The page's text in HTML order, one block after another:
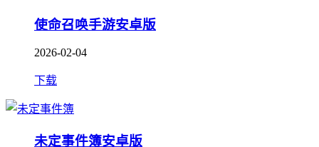
使命召唤手游安卓版
2026-02-04
下载
未定事件簿安卓版